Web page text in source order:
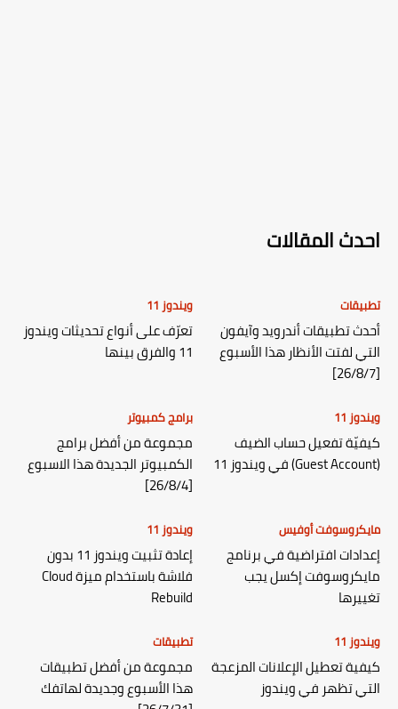
احدث المقالات
تطبيقات
أحدث تطبيقات أندرويد وآيفون
التي لفتت الأنظار هذا الأسبوع
[26/8/7]
ويندوز 11
تعرّف على أنواع تحديثات ويندوز
11 والفرق بينها
ويندوز 11
كيفيّة تفعيل حساب الضيف
(Guest Account) في ويندوز 11
برامج كمبيوتر
مجموعة من أفضل برامج
الكمبيوتر الجديدة هذا الاسبوع
[26/8/4]
مايكروسوفت أوفيس
إعدادات افتراضية في برنامج
مايكروسوفت إكسل يجب
تغييرها
ويندوز 11
إعادة تثبيت ويندوز 11 بدون
فلاشة باستخدام ميزة Cloud
Rebuild
ويندوز 11
كيفية تعطيل الإعلانات المزعجة
التي تظهر في ويندوز
تطبيقات
مجموعة من أفضل تطبيقات
هذا الأسبوع وجديدة لهاتفك